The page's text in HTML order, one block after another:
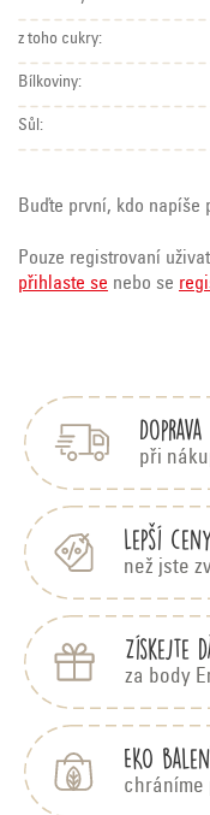
z toho cukry:
Bílkoviny:
Sůl:
Buďte první, kdo napíše
Pouze registrovaní
přihlaste se nebo se
při
Lepší
než jste
Získejte
za body
EKO
chráníme